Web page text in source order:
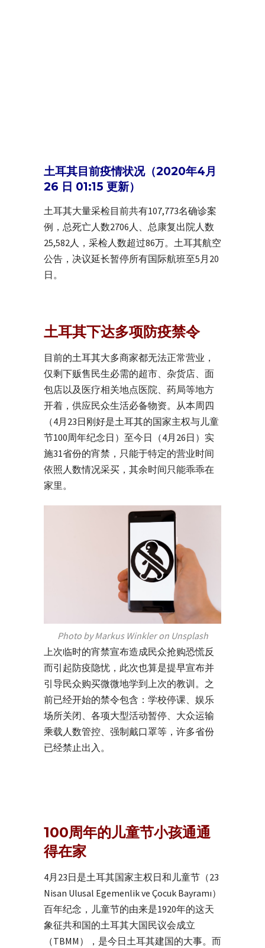
土耳其目前疫情状况（2020年4月
26 日 01:15 更新）
土耳其大量采检目前共有107,773名确诊案
例，总死亡人数2706人、总康复出院人数
25,582人，采检人数超过86万。土耳其航空
公告，决议延长暂停所有国际航班至5月20
日。
土耳其下达多项防疫禁令
目前的土耳其大多商家都无法正常营业，
仅剩下贩售民生必需的超市、杂货店、面
包店以及医疗相关地点医院、药局等地方
开着，供应民众生活必备物资。从本周四
（4月23日刚好是土耳其的国家主权与儿童
节100周年纪念日）至今日（4月26日）实
施31省份的宵禁，只能于特定的营业时间
依照人数情况采买，其余时间只能乖乖在
家里。
Photo by Markus Winkler on Unsplash
上次临时的宵禁宣布造成民众抢购恐慌反
而引起防疫隐忧，此次也算是提早宣布并
引导民众购买微微地学到上次的教训。之
前已经开始的禁令包含：学校停课、娱乐
场所关闭、各项大型活动暂停、大众运输
乘载人数管控、强制戴口罩等，许多省份
已经禁止出入。
100周年的儿童节小孩通通
得在家
4月23日是土耳其国家主权日和儿童节（23
Nisan Ulusal Egemenlik ve Çocuk Bayramı）
百年纪念，儿童节的由来是1920年的这天
象征共和国的土耳其大国民议会成立
（TBMM），是今日土耳其建国的大事。而